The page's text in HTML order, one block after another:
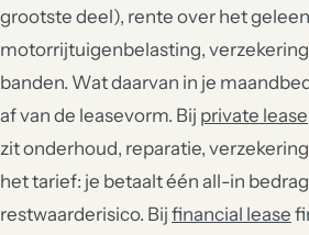
grootste deel), rente over het
motorrijtuigenbelasting,
banden. Wat daarvan in je
af van de leasevorm. Bij private lease
zit onderhoud, reparatie,
het tarief: je betaalt één all-in
restwaarderisico. Bij financial lease